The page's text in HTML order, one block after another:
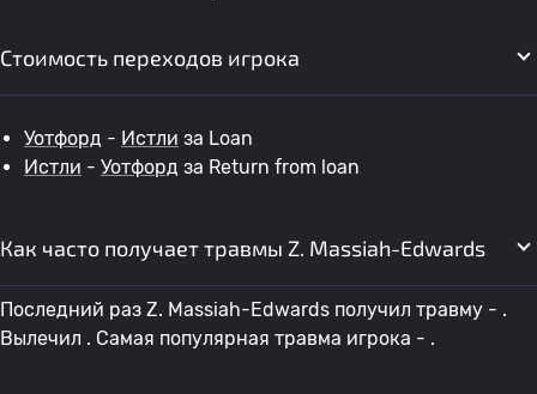
Стоимость переходов игрока
Уотфорд - Истли за Loan
Истли - Уотфорд за Return from loan
Как часто получает травмы Z. Massiah-Edwards
Последний раз Z. Massiah-Edwards получил травму - .
Вылечил . Самая популярная травма игрока - .